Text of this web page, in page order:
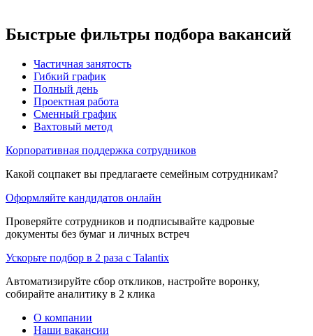
Быстрые фильтры подбора вакансий
Частичная занятость
Гибкий график
Полный день
Проектная работа
Сменный график
Вахтовый метод
Корпоративная поддержка сотрудников
Какой соцпакет вы предлагаете семейным сотрудникам?
Оформляйте кандидатов онлайн
Проверяйте сотрудников и подписывайте кадровые
документы без бумаг и личных встреч
Ускорьте подбор в 2 раза с Talantix
Автоматизируйте сбор откликов, настройте воронку,
собирайте аналитику в 2 клика
О компании
Наши вакансии